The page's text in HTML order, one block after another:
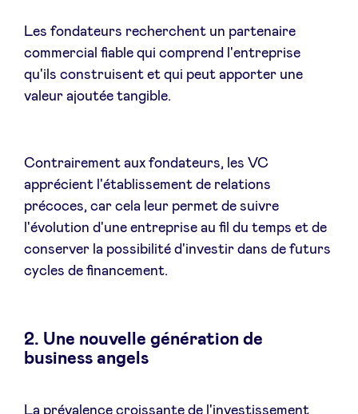
My Portofolio
Accès Dealflow investisseur
Health Expert Circle
nl
Les fondateurs recherchent un partenaire
commercial fiable qui comprend l'entreprise
qu'ils construisent et qui peut apporter une
valeur ajoutée tangible.
Contrairement aux fondateurs, les VC
apprécient l'établissement de relations
précoces, car cela leur permet de suivre
l'évolution d'une entreprise au fil du temps et de
conserver la possibilité d'investir dans de futurs
cycles de financement.
2. Une nouvelle génération de
business angels
La prévalence croissante de l'investissement